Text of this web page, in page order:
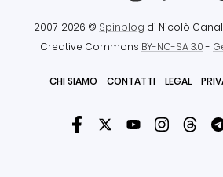
2007-2026 © Spinblog di Nicolò Canal
Creative Commons BY-NC-SA 3.0-
CHI SIAMO CONTATTI LEGAL